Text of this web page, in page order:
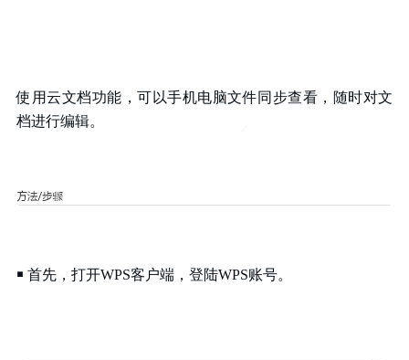
使用云文档功能，可以手机电脑文件同步查看，随时对文
档进行编辑。
￭ 首先，打开WPS客户端，登陆WPS账号。